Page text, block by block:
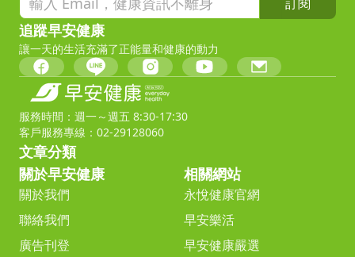
追蹤早安健康
讓一天的生活充滿了正能量和健康的動力
服務時間：週一～週五 8:30-17:30
客戶服務專線：02-29128060
文章分類
關於早安健康
關於我們
聯絡我們
廣告刊登
相關網站
永悅健康官網
早安樂活
早安健康嚴選